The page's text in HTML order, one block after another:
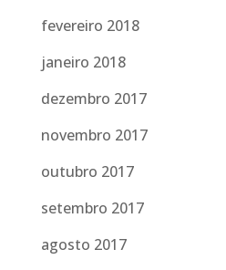
fevereiro 2018
janeiro 2018
dezembro 2017
novembro 2017
outubro 2017
setembro 2017
agosto 2017